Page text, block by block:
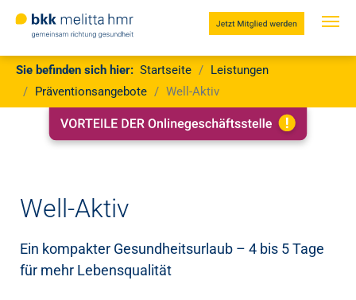
Zum Hauptinhalt springen
Jetzt
Mitglied
werden
Sie sind hier:
Sie befinden sich hier: Startseite
Leistungen
Präventionsangebote
Well-Aktiv
Well-Aktiv
Ein kompakter Gesundheitsurlaub – 4 bis 5 Tage
für mehr Lebensqualität